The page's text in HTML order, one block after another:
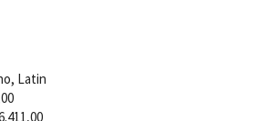
Latin